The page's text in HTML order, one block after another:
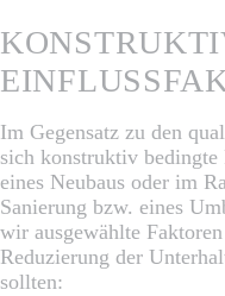
Im Gegensatz zu den
sich konstruktiv
eines Neubaus oder im
Sanierung bzw. eines
wir ausgewählte
Reduzierung der
sollten: